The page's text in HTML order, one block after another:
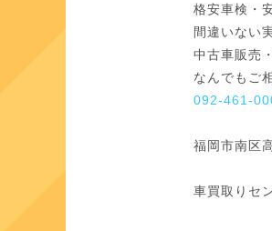
格安車検・
間違いない
中古車販売
なんでもご
092-461-
福岡市南区
車買取りセ